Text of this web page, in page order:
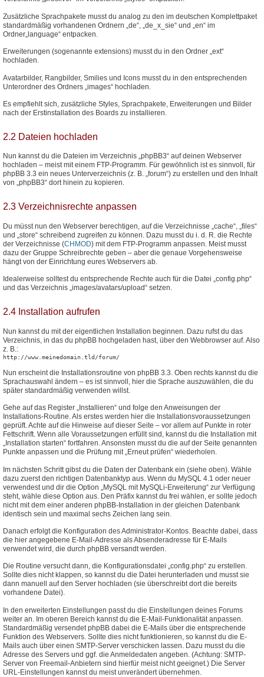
Zusätzliche Sprachpakete musst du analog zu den im deutschen Komplettpaket
standardmäßig vorhandenen Ordnern „de“, „de_x_sie“ und „en“ im
Ordner„language“ entpacken.
Erweiterungen (sogenannte extensions) musst du in den Ordner „ext“
hochladen.
Avatarbilder, Rangbilder, Smilies und Icons musst du in den entsprechenden
Unterordner des Ordners „images“ hochladen.
Es empfiehlt sich, zusätzliche Styles, Sprachpakete, Erweiterungen und Bilder
nach der Erstinstallation des Boards zu installieren.
2.2 Dateien hochladen
Nun kannst du die Dateien im Verzeichnis „phpBB3“ auf deinen Webserver
hochladen – meist mit einem FTP-Programm. Für gewöhnlich ist es sinnvoll, für
phpBB 3.3 ein neues Unterverzeichnis (z. B. „forum“) zu erstellen und den Inhalt
von „phpBB3“ dort hinein zu kopieren.
2.3 Verzeichnisrechte anpassen
Du müsst nun den Webserver berechtigen, auf die Verzeichnisse „cache“, „files“
und „store“ schreibend zugreifen zu können. Dazu musst du i. d. R. die Rechte
der Verzeichnisse (CHMOD) mit dem FTP-Programm anpassen. Meist musst
dazu der Gruppe Schreibrechte geben – aber die genaue Vorgehensweise
hängt von der Einrichtung eures Webservers ab.
Idealerweise solltest du entsprechende Rechte auch für die Datei „config.php“
und das Verzeichnis „images/avatars/upload“ setzen.
2.4 Installation aufrufen
Nun kannst du mit der eigentlichen Installation beginnen. Dazu rufst du das
Verzeichnis, in das du phpBB hochgeladen hast, über den Webbrowser auf. Also
z. B.:
http://www.meinedomain.tld/forum/
Nun erscheint die Installationsroutine von phpBB 3.3. Oben rechts kannst du die
Sprachauswahl ändern – es ist sinnvoll, hier die Sprache auszuwählen, die du
später standardmäßig verwenden willst.
Gehe auf das Register „Installieren“ und folge den Anweisungen der
Installations-Routine. Als erstes werden hier die Installationsvoraussetzungen
geprüft. Achte auf die Hinweise auf dieser Seite – vor allem auf Punkte in roter
Fettschrift. Wenn alle Voraussetzungen erfüllt sind, kannst du die Installation mit
„Installation starten“ fortfahren. Ansonsten musst du die auf der Seite genannten
Punkte anpassen und die Prüfung mit „Erneut prüfen“ wiederholen.
Im nächsten Schritt gibst du die Daten der Datenbank ein (siehe oben). Wähle
dazu zuerst den richtigen Datenbanktyp aus. Wenn du MySQL 4.1 oder neuer
verwendest und dir die Option „MySQL mit MySQLi-Erweiterung“ zur Verfügung
steht, wähle diese Option aus. Den Präfix kannst du frei wählen, er sollte jedoch
nicht mit dem einer anderen phpBB-Installation in der gleichen Datenbank
identisch sein und maximal sechs Zeichen lang sein.
Danach erfolgt die Konfiguration des Administrator-Kontos. Beachte dabei, dass
die hier angegebene E-Mail-Adresse als Absenderadresse für E-Mails
verwendet wird, die durch phpBB versandt werden.
Die Routine versucht dann, die Konfigurationsdatei „config.php“ zu erstellen.
Sollte dies nicht klappen, so kannst du die Datei herunterladen und musst sie
dann manuell auf den Server hochladen (sie überschreibt dort die bereits
vorhandene Datei).
In den erweiterten Einstellungen passt du die Einstellungen deines Forums
weiter an. Im oberen Bereich kannst du die E-Mail-Funktionalität anpassen.
Standardmäßig versendet phpBB dabei die E-Mails über die entsprechende
Funktion des Webservers. Sollte dies nicht funktionieren, so kannst du die E-
Mails auch über einen SMTP-Server verschicken lassen. Dazu musst du die
Adresse des Servers und ggf. die Anmeldedaten angeben. (Achtung: SMTP-
Server von Freemail-Anbietern sind hierfür meist nicht geeignet.) Die Server
URL-Einstellungen kannst du meist unverändert übernehmen.